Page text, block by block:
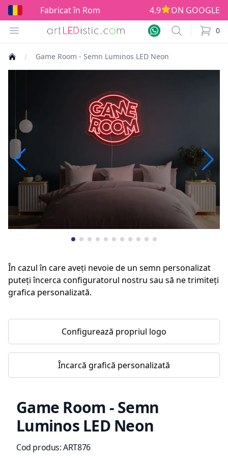
Fabricat în România! 4.9
ON GOOGLE
Open menu
Search 0
items
Game Room - Semn Luminos LED Neon
În cazul în care aveți nevoie de un semn personalizat
puteți încerca configuratorul nostru sau să ne trimiteți
grafica personalizată.
Configurează propriul logo
Încarcă grafică personalizată
Game Room - Semn
Luminos LED Neon
Informații de produs
Cod produs:ART876